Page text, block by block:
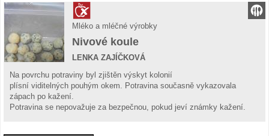
Mléko a mléčné výrobky
Nivové koule
LENKA ZAJÍČKOVÁ
Na povrchu potraviny byl zjištěn výskyt kolonií
plísní viditelných pouhým okem. Potravina současně vykazovala
zápach po kažení.
Potravina se nepovažuje za bezpečnou, pokud jeví známky kažení.